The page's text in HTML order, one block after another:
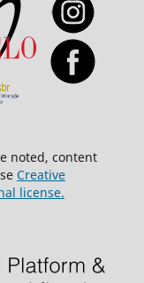
noted, content
Creative
license.